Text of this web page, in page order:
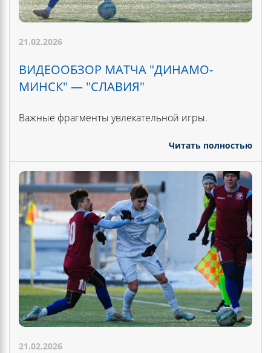
21.02.2026
ВИДЕООБЗОР МАТЧА "ДИНАМО-
МИНСК" — "СЛАВИЯ"
Важные фрагменты увлекательной игры.
Читать полностью
21.02.2026